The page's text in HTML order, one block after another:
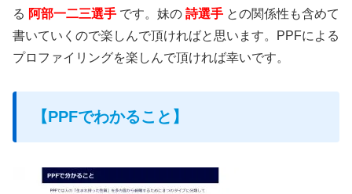
る 阿部一二三選手 です。妹の 詩選手 との関係性も含めて
書いていくので楽しんで頂ければと思います。PPFによる
プロファイリングを楽しんで頂ければ幸いです。
【PPFでわかること】